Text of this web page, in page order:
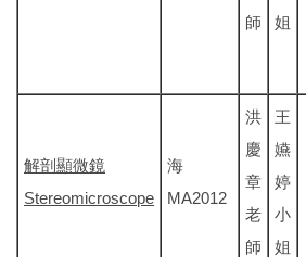
師
姐
解剖顯微鏡
Stereomicroscope
海
MA2012
洪
慶
章
老
師
王
嬿
婷
小
姐